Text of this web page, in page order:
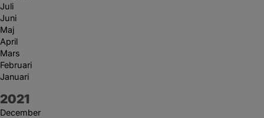
Juli
Juni
Maj
April
Mars
Februari
Januari
År:
2021
December